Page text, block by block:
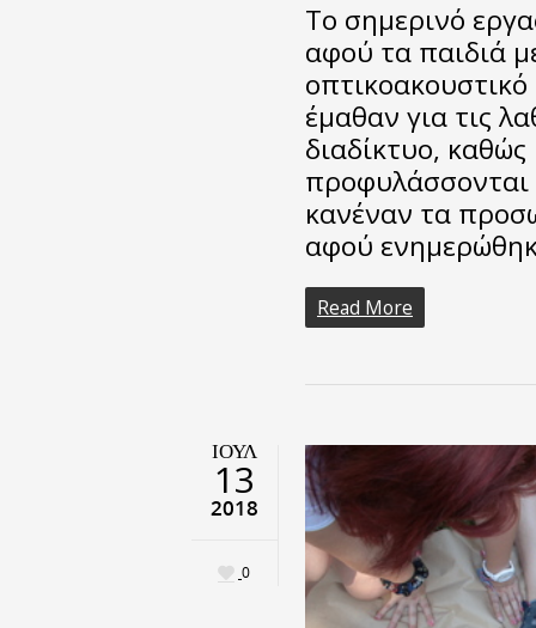
Το σημερινό
αφού τα παιδιά
έμαθαν για τις
διαδίκτυο,
προφυλάσσονται
κανέναν τα
αφού
Read More
ΙΟΎΛ
13
2018
0